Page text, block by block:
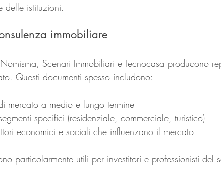
delle istituzioni.
immobiliare
Scenari Immobiliari e Tecnocasa producono
Questi documenti spesso includono:
mercato a medio e lungo termine
specifici (residenziale, commerciale, turistico)
economici e sociali che influenzano il mercato
particolarmente utili per investitori e professionisti del